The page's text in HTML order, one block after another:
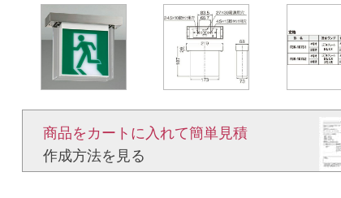
商品をカートに入れて簡単見積​
作成方法を見る​​